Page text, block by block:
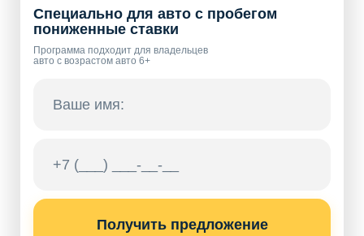
Специально для авто с пробегом
пониженные ставки
Программа подходит для владельцев
авто с возрастом авто 6+
Получить предложение